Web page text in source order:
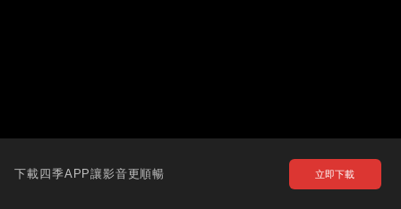
下載四季APP讓影音更順暢 立即下載